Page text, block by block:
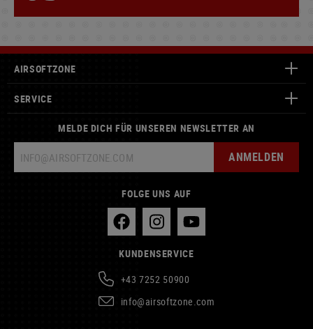
AIRSOFTZONE
SERVICE
MELDE DICH FÜR UNSEREN NEWSLETTER AN
ANMELDEN
FOLGE UNS AUF
KUNDENSERVICE
+43 7252 50900
info@airsoftzone.com